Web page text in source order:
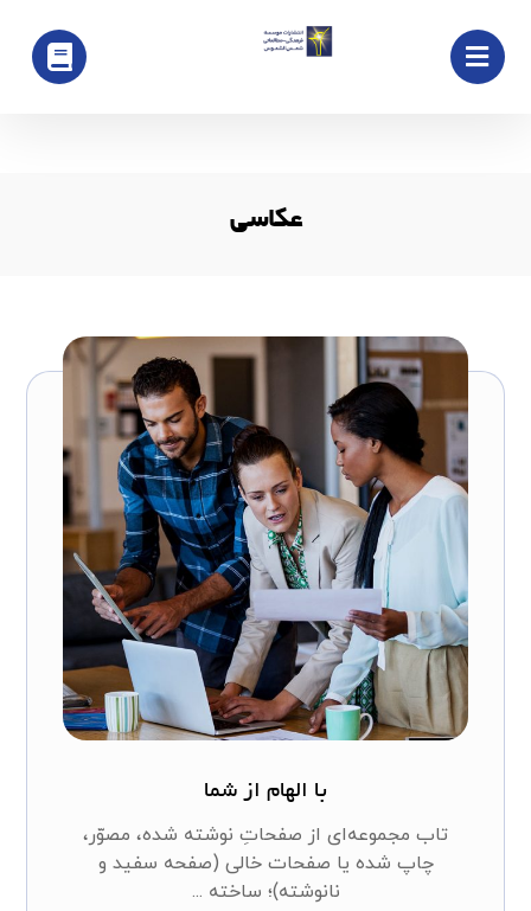
عکاسی
با الهام از شما
تاب مجموعه‌ای از صفحاتِ نوشته شده، مصوّر،
چاپ شده یا صفحات خالی (صفحه سفید و
نانوشته)؛ ساخته ...